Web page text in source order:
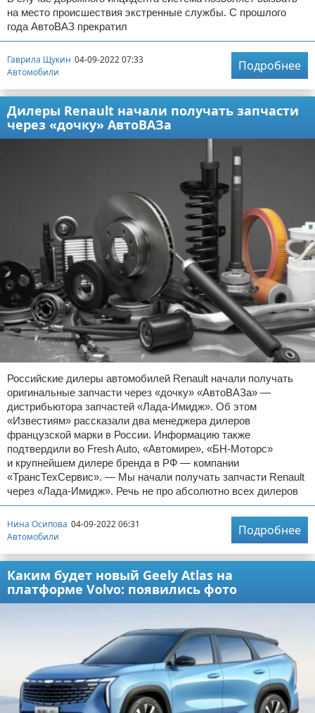
на место происшествия экстренные службы. С прошлого
года АвтоВАЗ прекратил
Гаврила Щукин 04-09-2022 07:33
Автомобили
Подробнее
Дилеры Renault начали получать запчасти
через «дочку» АвтоВАЗа
Российские дилеры автомобилей Renault начали получать
оригинальные запчасти через «дочку» «АвтоВАЗа» —
дистрибьютора запчастей «Лада-Имидж». Об этом
«Известиям» рассказали два менеджера дилеров
французской марки в России. Информацию также
подтвердили во Fresh Auto, «Автомире», «БН-Моторс»
и крупнейшем дилере бренда в РФ — компании
«ТрансТехСервис». — Мы начали получать запчасти Renault
через «Лада-Имидж». Речь не про абсолютно всех дилеров
Нина Осипова 04-09-2022 06:31
Автомобили
Подробнее
Каким будет новый Geely Atlas на
платформе Volvo: появились фото